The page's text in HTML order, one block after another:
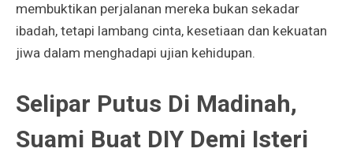
membuktikan perjalanan mereka bukan sekadar
ibadah, tetapi lambang cinta, kesetiaan dan kekuatan
jiwa dalam menghadapi ujian kehidupan.
Selipar Putus Di Madinah,
Suami Buat DIY Demi Isteri